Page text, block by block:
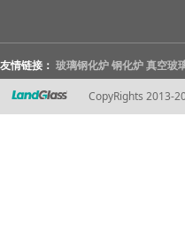
友情链接： 玻璃钢化炉钢化炉真空玻
CopyRights 2013-